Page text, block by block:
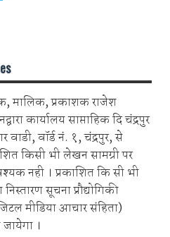
मालिक, प्रकाशक राजेश
कार्यालय साप्ताहिक दि चंद्रपुर
वॉर्ड नं. १, चंद्रपुर, से
किसी भी लेखन सामग्री पर
नही । प्रकाशित कि सी भी
सूचना प्रौद्योगिकी
मीडिया आचार संहिता)
।